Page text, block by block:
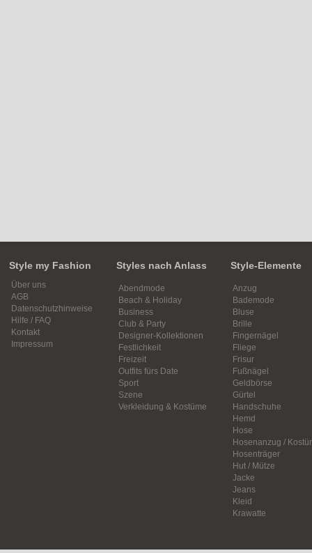
Style my Fashion
Über uns
AGB
Datenschutzhinweise
Hilfe / FAQ
Kontakt
Impressum
Styles nach Anlass
Abendmode
Beach & Holiday
Business
Club & Party
Designer-Kollektionen
Festlichkeit
Freizeit
Outfits fürs Date
Sport
Szene
Verkleidung & Kostüme
Style-Elemente
Anzug
Bademode
Bluse
Brille
Fingernägel
Fliege
Frisur
Fußnägel
Geldbörse
Gürtel
Handschuhe
Hemd
Hose
Hosenanzug /
Hosenträger
Hut / Mütze
Jacke
Jeans
Kleid
Krawatte